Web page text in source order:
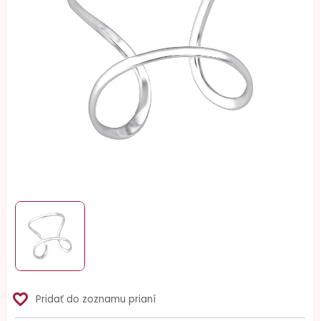
favorite_border Pridať do zoznamu prianí